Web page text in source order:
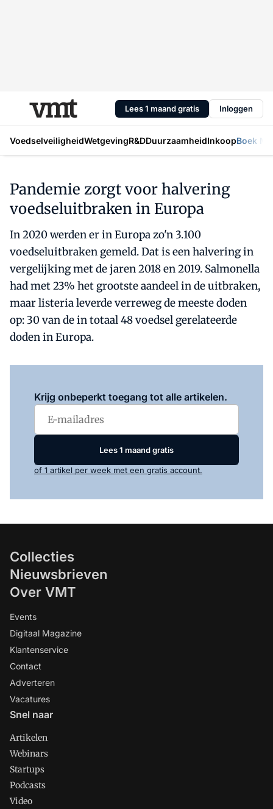
Lees 1 maand gratis Inloggen
VoedselveiligheidWetgevingR&DDuurzaamheidInkoopBoek
Pandemie zorgt voor halvering
voedseluitbraken in Europa
In 2020 werden er in Europa zo'n 3.100
voedseluitbraken gemeld. Dat is een halvering in
vergelijking met de jaren 2018 en 2019. Salmonella
had met 23% het grootste aandeel in de uitbraken,
maar listeria leverde verreweg de meeste doden
op: 30 van de in totaal 48 voedsel gerelateerde
doden in Europa.
Krijg onbeperkt toegang tot alle artikelen.
Lees 1 maand gratis
of 1 artikel per week met een gratis account.
Collecties
Nieuwsbrieven
Over VMT
Events
Digitaal Magazine
Klantenservice
Contact
Adverteren
Vacatures
Snel naar
Artikelen
Webinars
Startups
Podcasts
Video